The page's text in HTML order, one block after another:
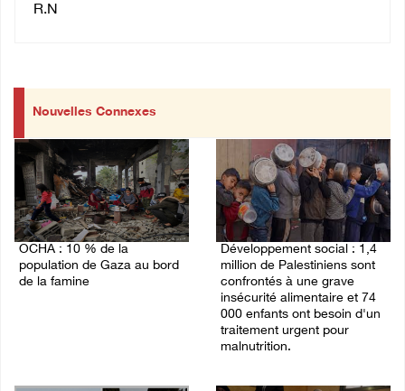
R.N
Nouvelles Connexes
OCHA : 10 % de la
population de Gaza au bord
de la famine
Développement social : 1,4
million de Palestiniens sont
confrontés à une grave
insécurité alimentaire et 74
000 enfants ont besoin d'un
traitement urgent pour
malnutrition.